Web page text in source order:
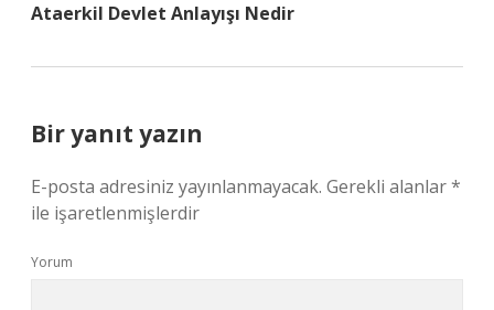
Ataerkil Devlet Anlayışı Nedir
Bir yanıt yazın
E-posta adresiniz yayınlanmayacak. Gerekli alanlar*
ile işaretlenmişlerdir
Yorum